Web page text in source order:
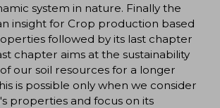
system in nature. Finally the
insight for Crop production based
followed by its last chapter
chapter aims at the sustainability
our soil resources for a longer
is possible only when we consider
properties and focus on its